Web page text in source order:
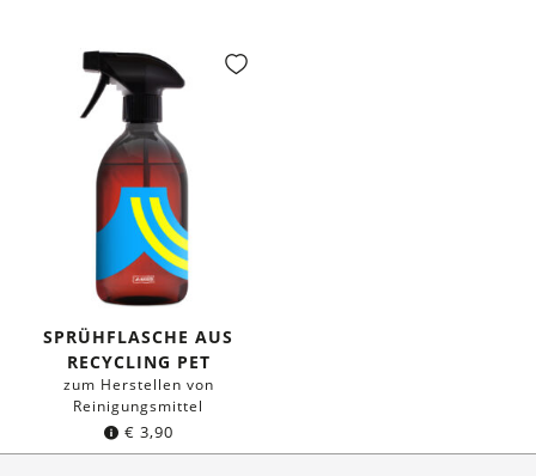
SPRÜHFLASCHE AUS
RECYCLING PET
zum Herstellen von
Reinigungsmittel
€ 3,90